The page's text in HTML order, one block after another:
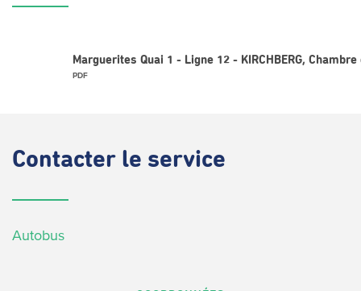
Marguerites Quai 1 - Ligne 12 - KIRCHBERG,
PDF
Contacter le service
Autobus